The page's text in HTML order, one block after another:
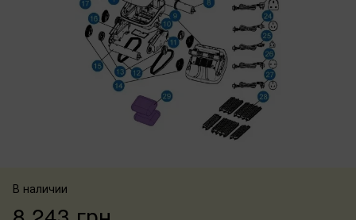
В наличии